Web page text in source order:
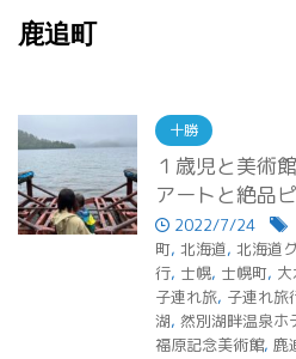
鹿追町
十勝
１歳児と美術
アートと絶品
2022/7/24
町, 北海道, 北海道
行, 士幌, 士幌町,
子連れ旅, 子連れ旅
湖, 然別湖畔温泉ホ
福原記念美術館, 鹿